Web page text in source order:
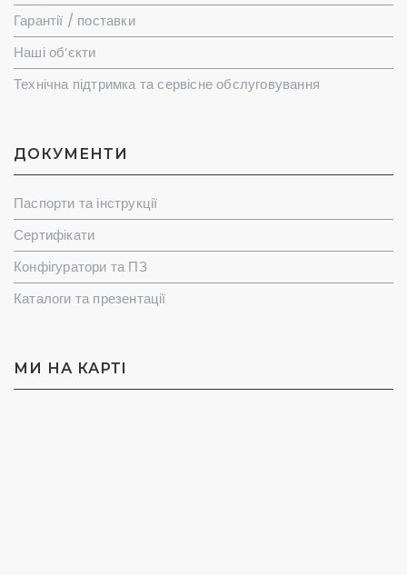
Гарантії / поставки
Наші об’єкти
Технічна підтримка та сервісне обслуговування
ДОКУМЕНТИ
Паспорти та інструкції
Сертифікати
Конфігуратори та ПЗ
Каталоги та презентації
МИ НА КАРТI